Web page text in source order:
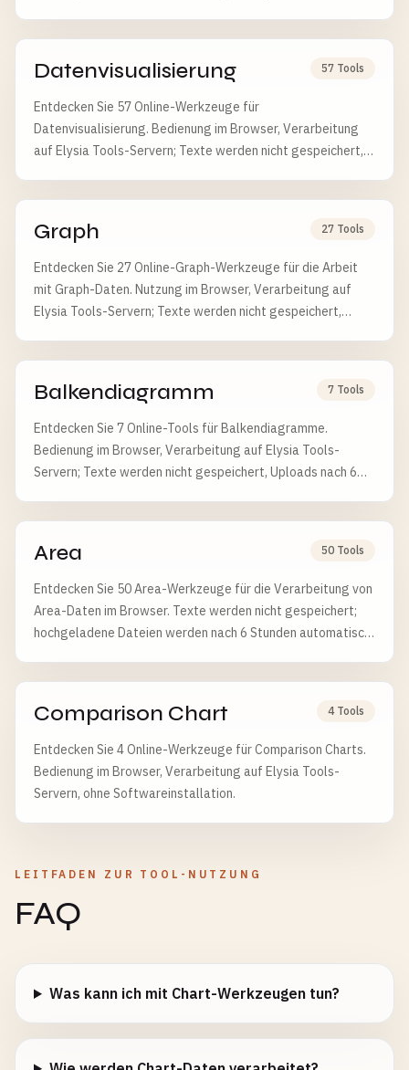
Datenvisualisierung 57 Tools
Entdecken Sie 57 Online-Werkzeuge für
Datenvisualisierung. Bedienung im Browser, Verarbeitung
auf Elysia Tools-Servern; Texte werden nicht gespeichert,
Graph 27 Tools
Entdecken Sie 27 Online-Graph-Werkzeuge für die Arbeit
mit Graph-Daten. Nutzung im Browser, Verarbeitung auf
Elysia Tools-Servern; Texte werden nicht gespeichert,
Balkendiagramm 7 Tools
Entdecken Sie 7 Online-Tools für Balkendiagramme.
Bedienung im Browser, Verarbeitung auf Elysia Tools-
Servern; Texte werden nicht gespeichert, Uploads nach 6
Area 50 Tools
Entdecken Sie 50 Area-Werkzeuge für die Verarbeitung von
Area-Daten im Browser. Texte werden nicht gespeichert;
hochgeladene Dateien werden nach 6 Stunden automatisch
Comparison Chart 4 Tools
Entdecken Sie 4 Online-Werkzeuge für Comparison Charts.
Bedienung im Browser, Verarbeitung auf Elysia Tools-
Servern, ohne Softwareinstallation.
LEITFADEN ZUR TOOL-NUTZUNG
FAQ
Was kann ich mit Chart-Werkzeugen tun?